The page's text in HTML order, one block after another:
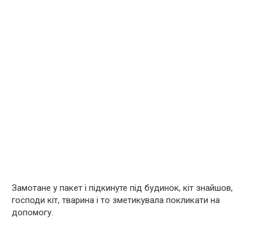
Замотане у пакет і підкинуте під будинок, кіт знайшов,
господи кіт, тварина і то зметикувала покликати на
допомогу.